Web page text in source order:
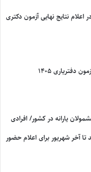
نتایج نهایی آزمون دکتری
دفتریاری ۱۴۰۵
یارانه در کشور/ افرادی
آخر شهریور برای اعلام حضور